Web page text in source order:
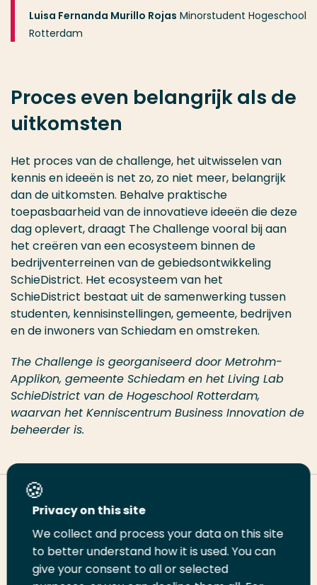
Luisa Fernanda Murillo Rojas Minorstudent Hogeschool
Rotterdam
Proces even belangrijk als de
uitkomsten
Het proces van de challenge, het uitwisselen van
kennis en ideeën is net zo, zo niet meer, belangrijk
dan de uitkomsten. Behalve praktische
toepasbaarheid van de innovatieve ideeën die deze
dag oplevert, draagt The Challenge vooral bij aan
het creëren van een ecosysteem binnen de
bedrijventerreinen van de gebiedsontwikkeling
SchieDistrict. Het ecosysteem van het
SchieDistrict bestaat uit de samenwerking tussen
studenten, kennisinstellingen, gemeente, bedrijven
en de inwoners van Schiedam en omstreken.
The Challenge is georganiseerd door Metrohm-
Applikon, gemeente Schiedam en het Living Lab
SchieDistrict van de Hogeschool Rotterdam,
waarvan het Kenniscentrum Business Innovation de
beheerder is.
Deel deze pagina
DeelDeel
op
Deel
op
Email
deze
Print
deze
Privacy on this site
We collect and process your data on this site
to better understand how it is used. You can
give your consent to all or selected